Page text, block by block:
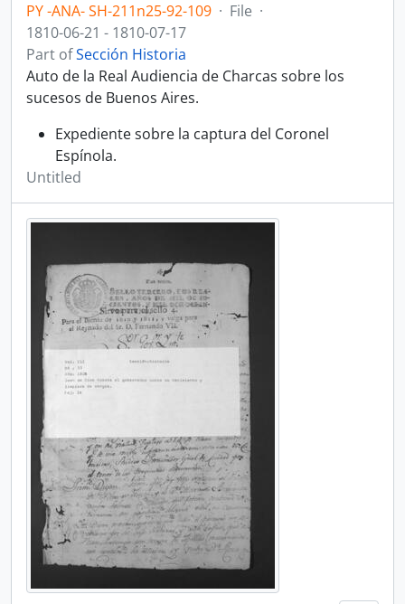
PY -ANA- SH-211n25-92-109 · File ·
1810-06-21 - 1810-07-17
Part ofSección Historia
Auto de la Real Audiencia de Charcas sobre los
sucesos de Buenos Aires.
Expediente sobre la captura del Coronel
Espínola.
Untitled